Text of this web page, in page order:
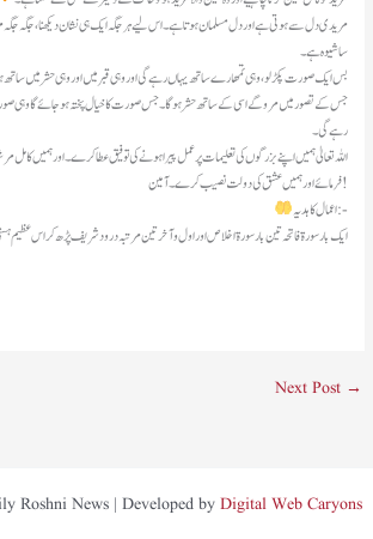
ساشیوہ ہے۔
بس ایک صورت پکڑ لو ، وہی تمھارے ساتھ یہاں رہے گی اور وہی قبر میں اور وہی حشر میں ساتھ
رہے گی۔
اللہ تعالیٰ ہمیں اپنے بزرگوں کی تعلیمات پر عمل پیرا ہونے کی توفیق عطا کرے۔ اور ہمیں
فرمائے اور ہمیں عشق کی دولت نصیب کرے۔ آمین!
اعمال کا ہدیہ:-
ایک بار سورۃ فاتحہ تین بار سورۃ اخلاص اور اول و آخر تین مرتبہ درود شریف پڑھ کر اس عظیم
Next Post →
Roshni News | Developed by Digital Web Caryons